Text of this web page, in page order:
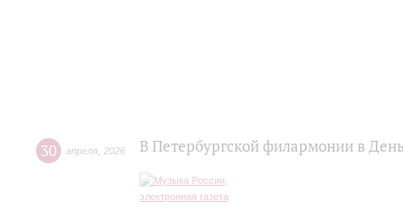
30 апреля 2026 В Петербургской филармонии в